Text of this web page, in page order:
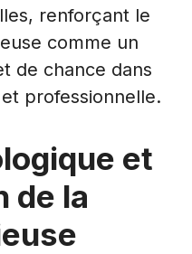
renforçant le
comme un
de chance dans
professionnelle.
et
de la